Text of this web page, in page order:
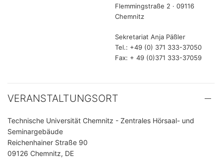
Flemmingstraße 2 · 09116
Chemnitz
Sekretariat Anja Päßler
Tel.: +49 (0) 371 333-37050
Fax: + 49 (0)371 333-37059
VERANSTALTUNGSORT
Technische Universität Chemnitz - Zentrales Hörsaal- und
Seminargebäude
Reichenhainer Straße 90
09126 Chemnitz, DE